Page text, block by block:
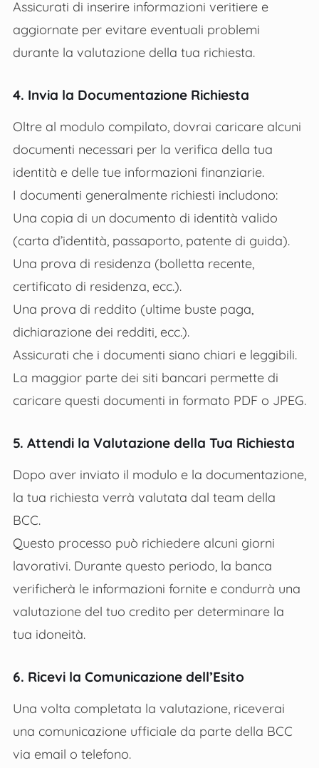
Assicurati di inserire informazioni veritiere e
aggiornate per evitare eventuali problemi
durante la valutazione della tua richiesta.
4. Invia la Documentazione Richiesta
Oltre al modulo compilato, dovrai caricare alcuni
documenti necessari per la verifica della tua
identità e delle tue informazioni finanziarie.
I documenti generalmente richiesti includono:
Una copia di un documento di identità valido
(carta d’identità, passaporto, patente di guida).
Una prova di residenza (bolletta recente,
certificato di residenza, ecc.).
Una prova di reddito (ultime buste paga,
dichiarazione dei redditi, ecc.).
Assicurati che i documenti siano chiari e leggibili.
La maggior parte dei siti bancari permette di
caricare questi documenti in formato PDF o JPEG.
5. Attendi la Valutazione della Tua Richiesta
Dopo aver inviato il modulo e la documentazione,
la tua richiesta verrà valutata dal team della
BCC.
Questo processo può richiedere alcuni giorni
lavorativi. Durante questo periodo, la banca
verificherà le informazioni fornite e condurrà una
valutazione del tuo credito per determinare la
tua idoneità.
6. Ricevi la Comunicazione dell’Esito
Una volta completata la valutazione, riceverai
una comunicazione ufficiale da parte della BCC
via email o telefono.